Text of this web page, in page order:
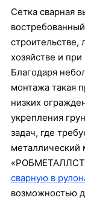
Сетка сварная
строительстве,
хозяйстве и
Благодаря
монтажа такая
низких
укрепления
задач, где
металлический
сварную в
возможностью